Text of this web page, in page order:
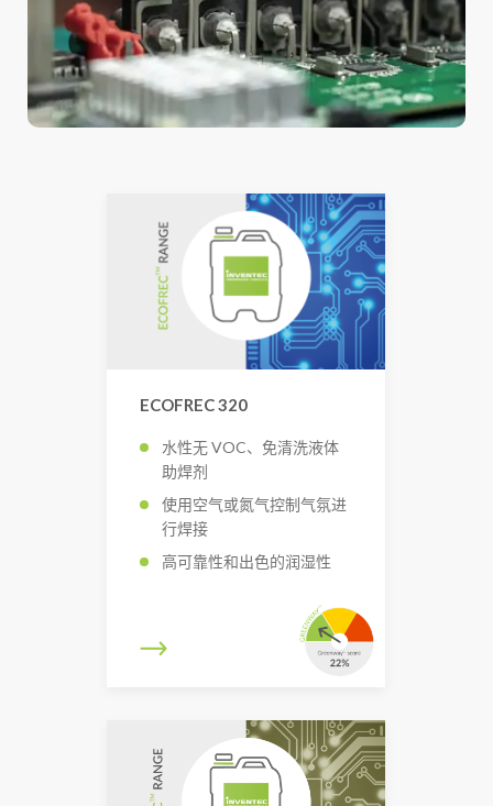
ECOFREC 320
水性无 VOC、免清洗液体
助焊剂
使用空气或氮气控制气氛进
行焊接
高可靠性和出色的润湿性